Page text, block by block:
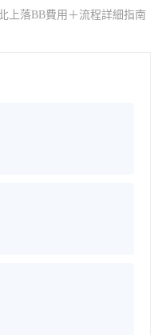
上落BB費用＋流程詳細指南